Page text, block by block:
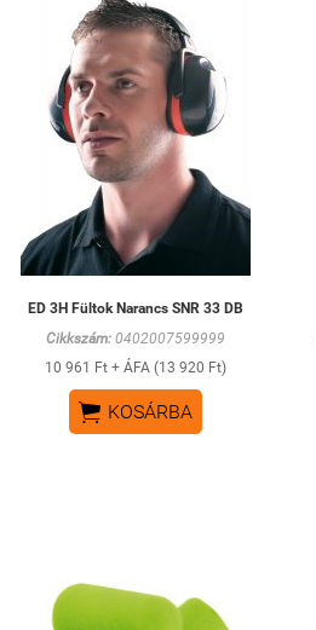
ED 3H Fültok Narancs SNR 33 DB
Cikkszám: 0402007599999
10 961 Ft + ÁFA (13 920 Ft)
 KOSÁRBA